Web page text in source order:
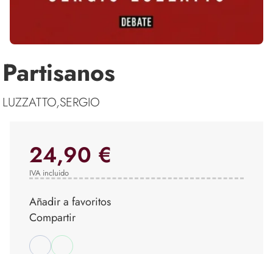
Partisanos
LUZZATTO,SERGIO
24,90 €
IVA incluido
Añadir a favoritos
Compartir